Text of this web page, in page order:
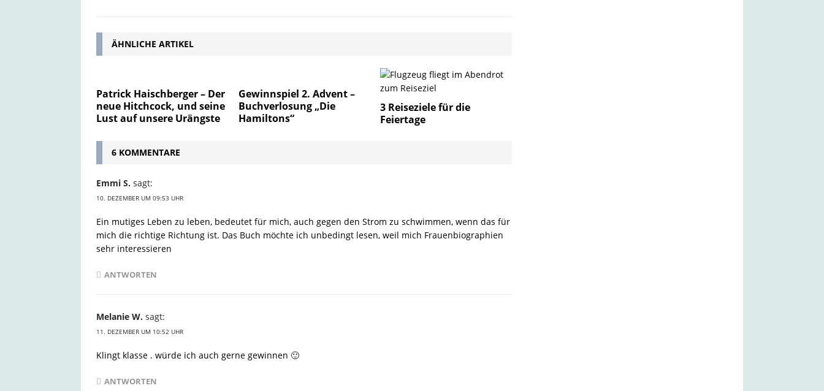
ÄHNLICHE ARTIKEL
Patrick Haischberger – Der
neue Hitchcock, und seine
Lust auf unsere Urängste
Gewinnspiel 2. Advent –
Buchverlosung „Die
Hamiltons“
3 Reiseziele für die
Feiertage
6 KOMMENTARE
Emmi S. sagt:
10. DEZEMBER UM 09:53 UHR
Ein mutiges Leben zu leben, bedeutet für mich, auch gegen den Strom zu schwimmen, wenn das für
mich die richtige Richtung ist. Das Buch möchte ich unbedingt lesen, weil mich Frauenbiographien
sehr interessieren
ANTWORTEN
Melanie W. sagt:
11. DEZEMBER UM 10:52 UHR
Klingt klasse . würde ich auch gerne gewinnen 🙂
ANTWORTEN